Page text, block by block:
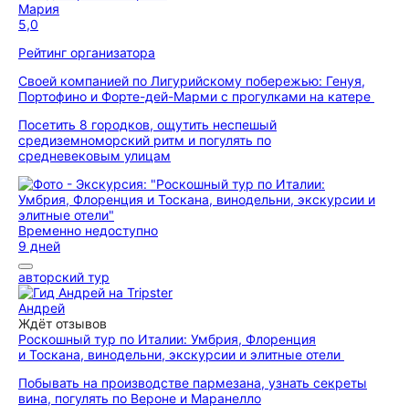
Мария
5,0
Рейтинг организатора
Своей компанией по Лигурийскому побережью: Генуя,
Портофино и Форте-дей-Марми с прогулками на катере
Посетить 8 городков, ощутить неспешый
средиземноморский ритм и погулять по
средневековым улицам
Временно недоступно
9 дней
авторский тур
Андрей
Ждёт отзывов
Роскошный тур по Италии: Умбрия, Флоренция
и Тоскана, винодельни, экскурсии и элитные отели
Побывать на производстве пармезана, узнать секреты
вина, погулять по Вероне и Маранелло